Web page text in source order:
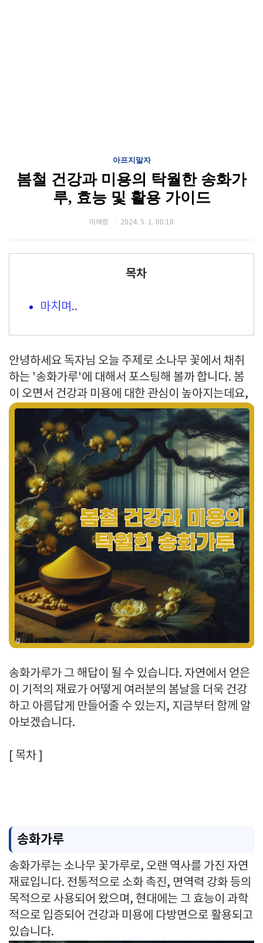
아프지말자
봄철 건강과 미용의 탁월한 송화가
루, 효능 및 활용 가이드
마에링 2024. 5. 1. 00:10
목차
마치며..
안녕하세요 독자님 오늘 주제로 소나무 꽃에서 채취
하는 '송화가루'에 대해서 포스팅해 볼까 합니다. 봄
이 오면서 건강과 미용에 대한 관심이 높아지는데요,
송화가루가 그 해답이 될 수 있습니다. 자연에서 얻은
이 기적의 재료가 어떻게 여러분의 봄날을 더욱 건강
하고 아름답게 만들어줄 수 있는지, 지금부터 함께 알
아보겠습니다.
[ 목차 ]
송화가루
송화가루는 소나무 꽃가루로, 오랜 역사를 가진 자연
재료입니다. 전통적으로 소화 촉진, 면역력 강화 등의
목적으로 사용되어 왔으며, 현대에는 그 효능이 과학
적으로 입증되어 건강과 미용에 다방면으로 활용되고
있습니다.